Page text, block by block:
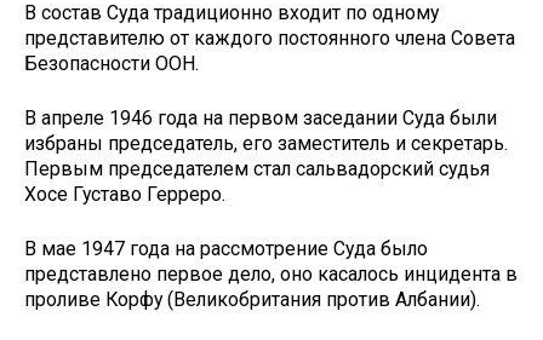
В состав Суда традиционно входит по одному
представителю от каждого постоянного члена Совета
Безопасности ООН.
В апреле 1946 года на первом заседании Суда были
избраны председатель, его заместитель и секретарь.
Первым председателем стал сальвадорский судья
Хосе Густаво Герреро.
В мае 1947 года на рассмотрение Суда было
представлено первое дело, оно касалось инцидента в
проливе Корфу (Великобритания против Албании).